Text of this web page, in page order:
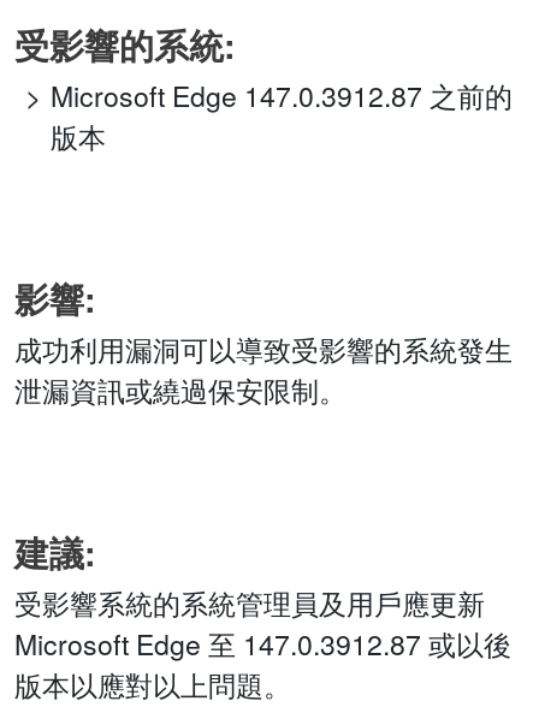
受影響的系統:
Microsoft Edge 147.0.3912.87 之前的
版本
影響:
成功利用漏洞可以導致受影響的系統發生
泄漏資訊或繞過保安限制。
建議:
受影響系統的系統管理員及用戶應更新
Microsoft Edge 至 147.0.3912.87 或以後
版本以應對以上問題。